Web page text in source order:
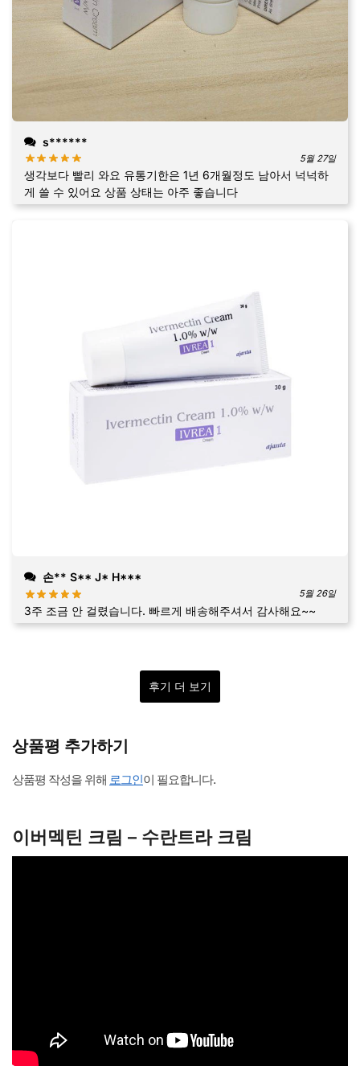
s******
5월 27일
생각보다 빨리 와요 유통기한은 1년 6개월정도 남아서 넉넉하
게 쓸 수 있어요 상품 상태는 아주 좋습니다
손** S** J* H***
5월 26일
3주 조금 안 걸렸습니다. 빠르게 배송해주셔서 감사해요~~
후기 더 보기
상품평 추가하기
상품평 작성을 위해 로그인이 필요합니다.
이버멕틴 크림 – 수란트라 크림